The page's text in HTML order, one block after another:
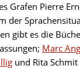
Grafen Pierre
der
gibt es die
Marc
und Rita